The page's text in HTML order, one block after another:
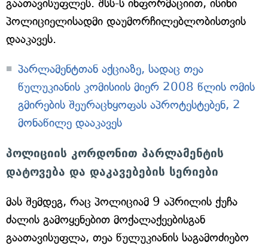
გაათავისუფლეს. შსს-ს ინფორმაციით, ისინი
პოლიციელისადმი დაუმორჩილებლობისთვის
დააკავეს.
პარლამენტთან აქციაზე, სადაც თეა
წულუკიანის კომისიის მიერ 2008 წლის ომის
გმირების შეურაცხყოფას აპროტესტებენ, 2
მონაწილე დააკავეს
პოლიციის კორდონით პარლამენტის
დატოვება და დაკავებების სერიები
მას შემდეგ, რაც პოლიციამ 9 აპრილის ქუჩა
ძალის გამოყენებით მოქალაქეებისგან
გაათავისუფლა, თეა წულუკიანის საგამოძიებო